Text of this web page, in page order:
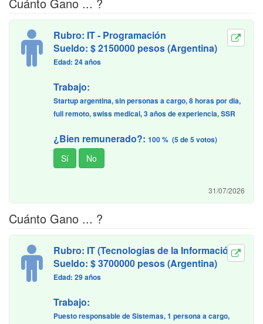
Rubro: IT - Programación
Sueldo: $ 2150000 pesos (Argentina)
Edad: 24 años
Trabajo:
Startup argentina, sin personas a cargo, 8 horas por dia,
full remoto, swiss medical, 3 años de experiencia, SSR
¿Bien remunerado?: 100 % (5 de 5 votos)
31/07/2026
Cuánto Gano ... ?
Rubro: IT (Tecnologias de la Información)
Sueldo: $ 3700000 pesos (Argentina)
Edad: 29 años
Trabajo:
Puesto responsable de Sistemas, 1 persona a cargo,